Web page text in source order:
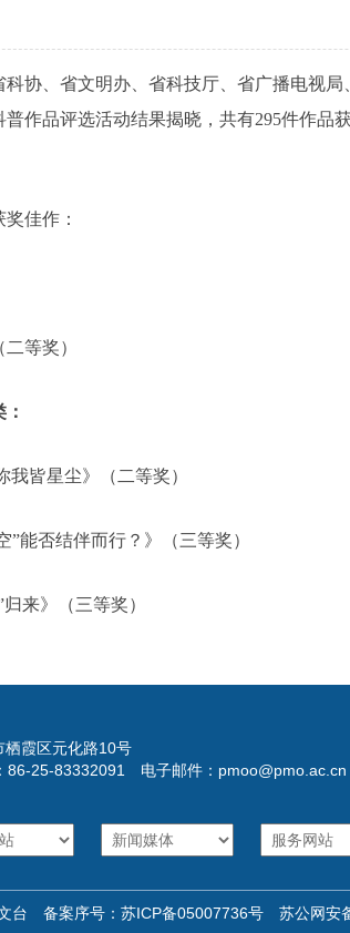
、省文明办、省科技厅、省广播电视局
作品评选活动结果揭晓，共有295件作品
佳作：
等奖）
皆星尘》（二等奖）
否结伴而行？》（三等奖）
来》（三等奖）
霞区元化路10号
25-83332091 电子邮件：pmoo@pmo.ac.cn
台 备案序号： 苏ICP备05007736号苏公网安